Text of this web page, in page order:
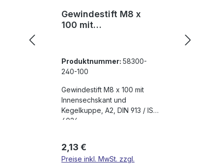
Gewindestift M8 x
100 mit
913 / ISO 4026
Produktnummer: 58300-
240-100
Gewindestift M8 x 100 mit
Innensechskant und
Kegelkuppe, A2, DIN 913 / ISO
4026
Regulärer Preis:
2,13 €
Preise inkl. MwSt. zzgl.